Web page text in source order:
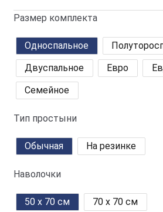
Размер комплекта
Односпальное
Двуспальное
Евро
Семейное
Тип простыни
Обычная На резинке
Наволочки
50 x 70 см 70 x 70 см